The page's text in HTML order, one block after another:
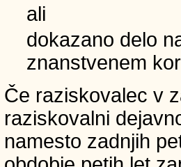
ali
dokazano delo
znanstvenem
Če raziskovalec v
raziskovalni
namesto zadnjih